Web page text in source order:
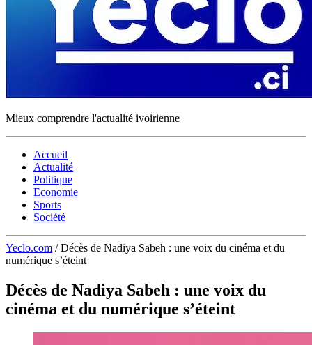
Mieux comprendre l'actualité ivoirienne
Accueil
Actualité
Politique
Economie
Sports
Société
Yeclo.com / Décès de Nadiya Sabeh : une voix du cinéma et du
numérique s’éteint
Décès de Nadiya Sabeh : une voix du
cinéma et du numérique s’éteint